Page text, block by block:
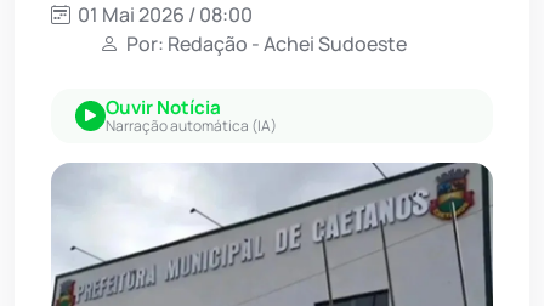
01 Mai 2026 / 08:00
Por: Redação - Achei Sudoeste
Ouvir Notícia
Narração automática (IA)